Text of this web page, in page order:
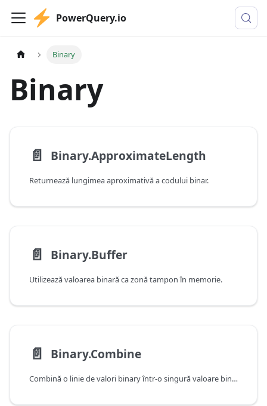
PowerQuery.io
Binary
Binary
📄️ Binary.ApproximateLength
Returnează lungimea aproximativă a codului binar.
📄️ Binary.Buffer
Utilizează valoarea binară ca zonă tampon în memorie.
📄️ Binary.Combine
Combină o linie de valori binary într-o singură valoare binary.